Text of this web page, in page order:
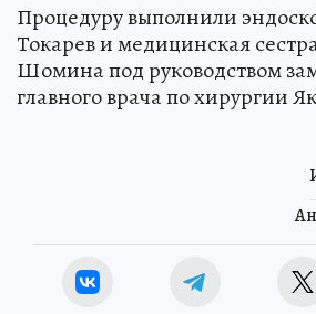
Процедуру выполнили
Токарев и медицинская
Шомина под руководством
главного врача по хирургии